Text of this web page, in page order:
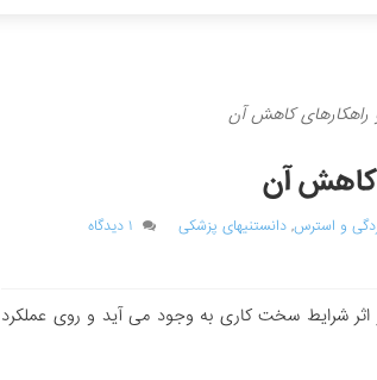
کاهش آن
کاهش آن
و استرس, دانستنیهای پزشکی
۱ دیدگاه
شرایط سخت کاری به وجود می آید و روی عملکرد